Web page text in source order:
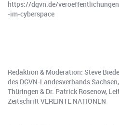
https://dgvn.de/
-im-cyberspace
Redaktion & Moderation: Steve
des DGVN-Landesverbands
Thüringen & Dr. Patrick Rosenow,
Zeitschrift VEREINTE NATIONEN